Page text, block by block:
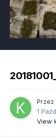
Przez
1
View